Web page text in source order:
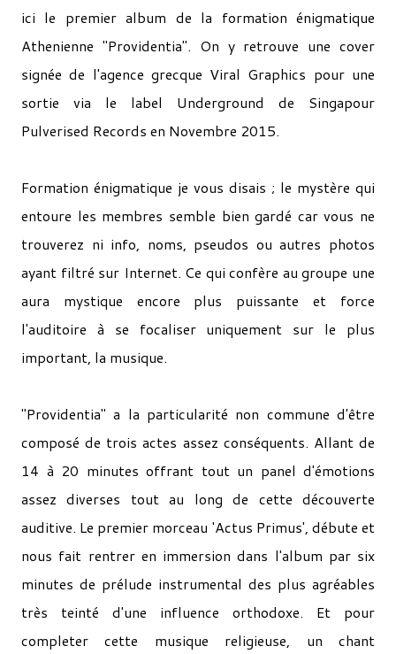
ici le premier album de la formation énigmatique
Athenienne "Providentia". On y retrouve une cover
signée de l'agence grecque Viral Graphics pour une
sortie via le label Underground de Singapour
Pulverised Records en Novembre 2015.
Formation énigmatique je vous disais ; le mystère qui
entoure les membres semble bien gardé car vous ne
trouverez ni info, noms, pseudos ou autres photos
ayant filtré sur Internet. Ce qui confère au groupe une
aura mystique encore plus puissante et force
l'auditoire à se focaliser uniquement sur le plus
important, la musique.
"Providentia" a la particularité non commune d'être
composé de trois actes assez conséquents. Allant de
14 à 20 minutes offrant tout un panel d'émotions
assez diverses tout au long de cette découverte
auditive. Le premier morceau 'Actus Primus', débute et
nous fait rentrer en immersion dans l'album par six
minutes de prélude instrumental des plus agréables
très teinté d'une influence orthodoxe. Et pour
completer cette musique religieuse, un chant